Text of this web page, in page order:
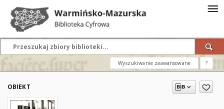
Wyszukiwanie zaawansowane ?
OBIEKT